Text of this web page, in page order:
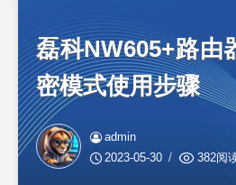
磊科NW605+路由
密模式使用步骤
admin
2023-05-30
382阅